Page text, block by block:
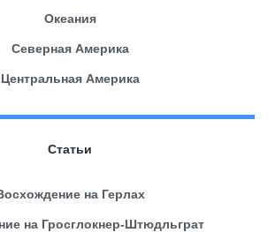
Океания
Северная Америка
Центральная Америка
Статьи
на Герлах
на Гросглокнер-Штюдльграт